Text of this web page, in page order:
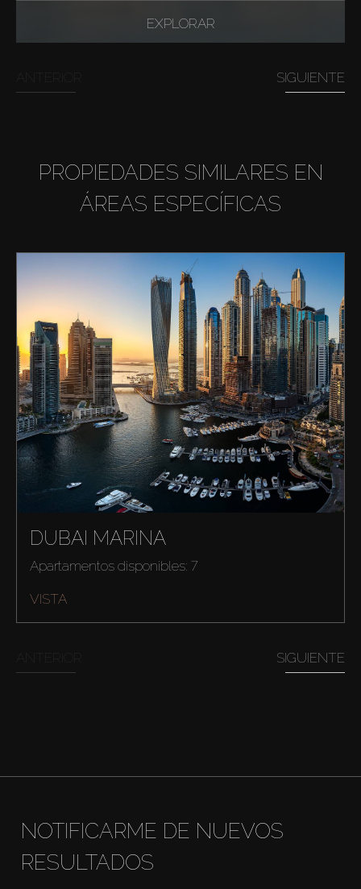
EXPLORAR
SIGUIENTE
PROPIEDADES SIMILARES EN
ÁREAS ESPECÍFICAS
DUBAI MARINA
Apartamentos disponibles: 7
VISTA
SIGUIENTE
NOTIFICARME DE NUEVOS
RESULTADOS